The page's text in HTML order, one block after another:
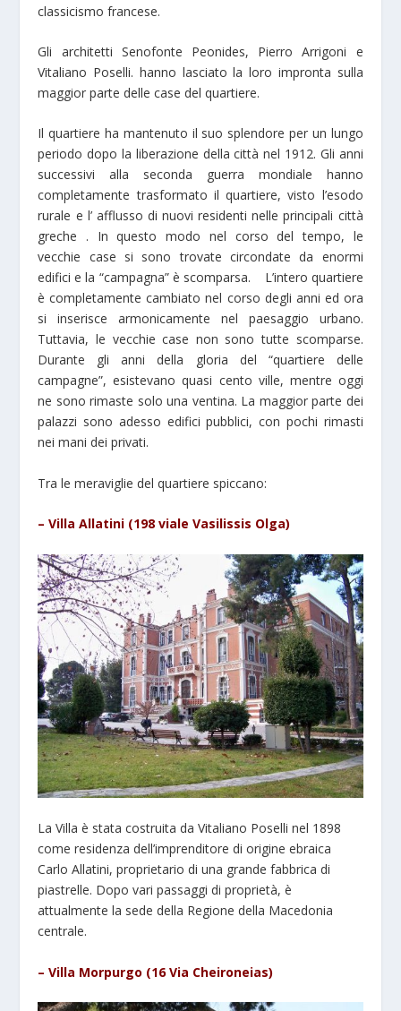
classicismo francese.
Gli architetti Senofonte Peonides, Pierro Arrigoni e
Vitaliano Poselli. hanno lasciato la loro impronta sulla
maggior parte delle case del quartiere.
Il quartiere ha mantenuto il suo splendore per un lungo
periodo dopo la liberazione della città nel 1912. Gli anni
successivi alla seconda guerra mondiale hanno
completamente trasformato il quartiere, visto l’esodo
rurale e l’ afflusso di nuovi residenti nelle principali città
greche . In questo modo nel corso del tempo, le
vecchie case si sono trovate circondate da enormi
edifici e la “campagna” è scomparsa. L’intero quartiere
è completamente cambiato nel corso degli anni ed ora
si inserisce armonicamente nel paesaggio urbano.
Tuttavia, le vecchie case non sono tutte scomparse.
Durante gli anni della gloria del “quartiere delle
campagne”, esistevano quasi cento ville, mentre oggi
ne sono rimaste solo una ventina. La maggior parte dei
palazzi sono adesso edifici pubblici, con pochi rimasti
nei mani dei privati.
Tra le meraviglie del quartiere spiccano:
– Villa Allatini (198 viale Vasilissis Olga)
La Villa è stata costruita da Vitaliano Poselli nel 1898
come residenza dell’imprenditore di origine ebraica
Carlo Allatini, proprietario di una grande fabbrica di
piastrelle. Dopo vari passaggi di proprietà, è
attualmente la sede della Regione della Macedonia
centrale.
– Villa Morpurgo (16 Via Cheironeias)